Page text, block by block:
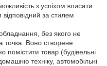
з успіхом вписати
за стилем
без якого не
точка. Воно створене
помістити товар (будівельні
техніку, автомобільні